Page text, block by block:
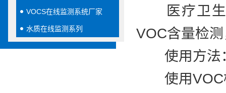
VOCS在线监测系统厂家
水质在线监测系列
医疗卫生
VOC含量检
使用方法
使用VOC